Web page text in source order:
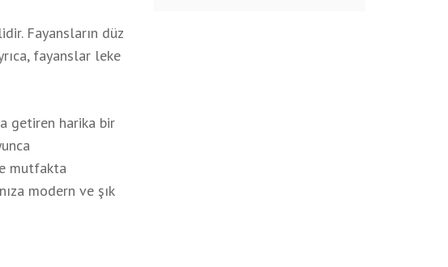
Fayansların düz
fayanslar leke
getiren harika bir
mutfakta
modern ve şık